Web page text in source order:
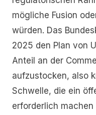
mögliche Fusion
würden. Das
2025 den Plan von
Anteil an der
aufzustocken, also
Schwelle, die ein
erforderlich